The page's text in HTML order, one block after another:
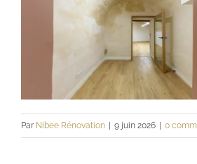
Professionnels
A propos
Contact
Par Nibee Rénovation | 9 juin 2026 | 0